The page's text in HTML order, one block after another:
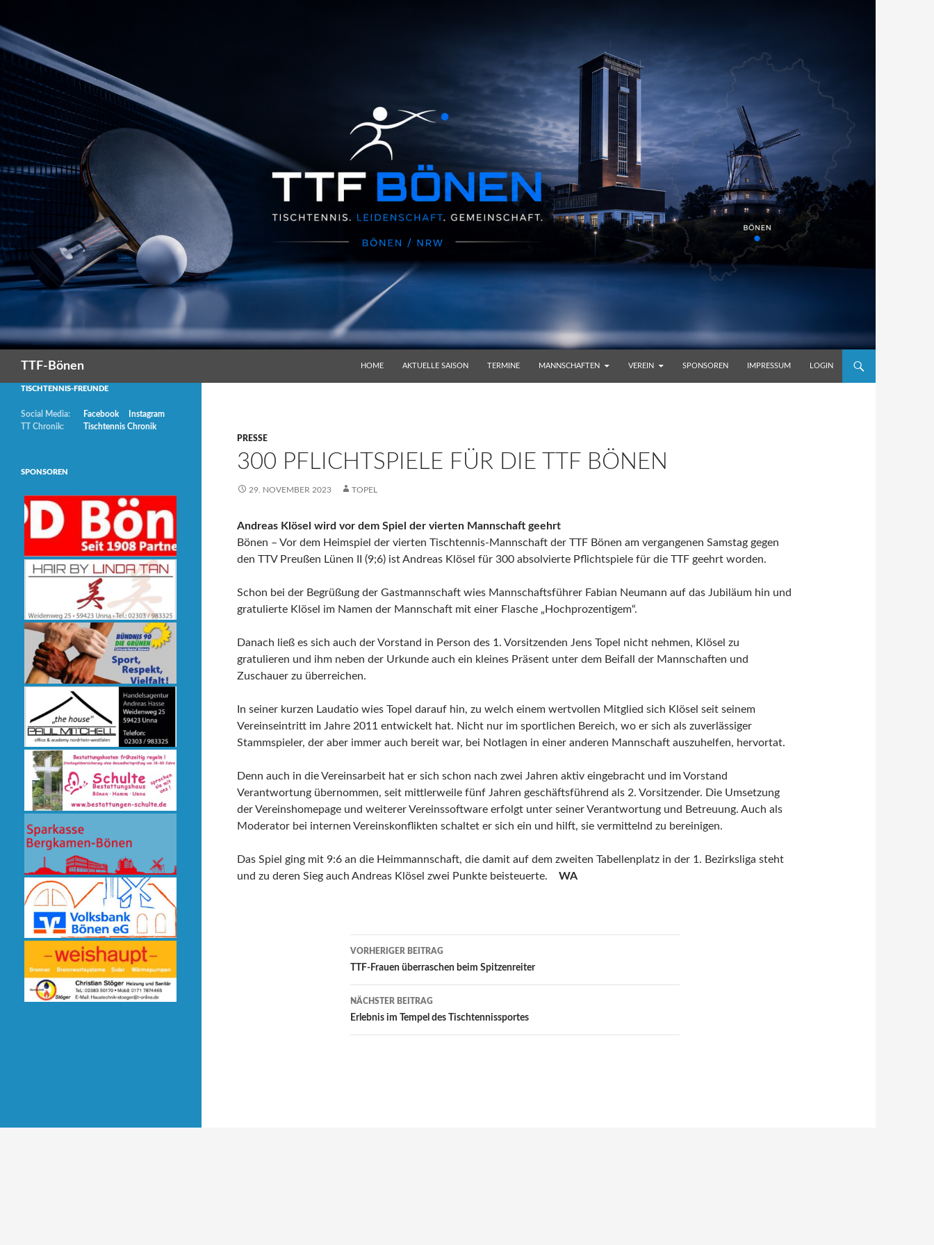
TTF-Bönen
HOME
AKTUELLE SAISON TERMINE MANNSCHAFTEN VEREIN SPONSOREN IMPRESSUM LOGIN
PRESSE
300 PFLICHTSPIELE FÜR DIE TTF BÖNEN
29. NOVEMBER 2023 TOPEL
Andreas Klösel wird vor dem Spiel der vierten Mannschaft geehrt
Bönen – Vor dem Heimspiel der vierten Tischtennis-Mannschaft der TTF Bönen am vergangenen Samstag gegen
den TTV Preußen Lünen II (9;6) ist Andreas Klösel für 300 absolvierte Pflichtspiele für die TTF geehrt worden.
Schon bei der Begrüßung der Gastmannschaft wies Mannschaftsführer Fabian Neumann auf das Jubiläum hin und
gratulierte Klösel im Namen der Mannschaft mit einer Flasche „Hochprozentigem“.
Danach ließ es sich auch der Vorstand in Person des 1. Vorsitzenden Jens Topel nicht nehmen, Klösel zu
gratulieren und ihm neben der Urkunde auch ein kleines Präsent unter dem Beifall der Mannschaften und
Zuschauer zu überreichen.
In seiner kurzen Laudatio wies Topel darauf hin, zu welch einem wertvollen Mitglied sich Klösel seit seinem
Vereinseintritt im Jahre 2011 entwickelt hat. Nicht nur im sportlichen Bereich, wo er sich als zuverlässiger
Stammspieler, der aber immer auch bereit war, bei Notlagen in einer anderen Mannschaft auszuhelfen, hervortat.
Denn auch in die Vereinsarbeit hat er sich schon nach zwei Jahren aktiv eingebracht und im Vorstand
Verantwortung übernommen, seit mittlerweile fünf Jahren geschäftsführend als 2. Vorsitzender. Die Umsetzung
der Vereinshomepage und weiterer Vereinssoftware erfolgt unter seiner Verantwortung und Betreuung. Auch als
Moderator bei internen Vereinskonflikten schaltet er sich ein und hilft, sie vermittelnd zu bereinigen.
Das Spiel ging mit 9:6 an die Heimmannschaft, die damit auf dem zweiten Tabellenplatz in der 1. Bezirksliga steht
und zu deren Sieg auch Andreas Klösel zwei Punkte beisteuerte. WA
Beitrags-
Navigation
VORHERIGER BEITRAG
TTF-Frauen überraschen beim Spitzenreiter
NÄCHSTER BEITRAG
Erlebnis im Tempel des Tischtennissportes
TISCHTENNIS-FREUNDE
Social Media: Facebook
Instagram
TT Chronik:
Tischtennis Chronik
SPONSOREN